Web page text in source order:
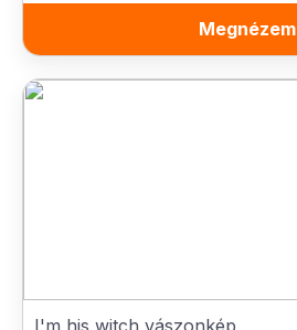
Megnézem
I'm his witch vászonkép